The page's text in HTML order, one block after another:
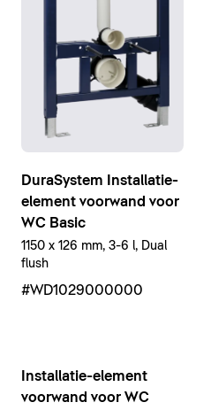
DuraSystem Installatie-
element voorwand voor
WC Basic
1150 x 126 mm, 3-6 l, Dual
flush
#WD1029000000
Installatie-element
voorwand voor WC